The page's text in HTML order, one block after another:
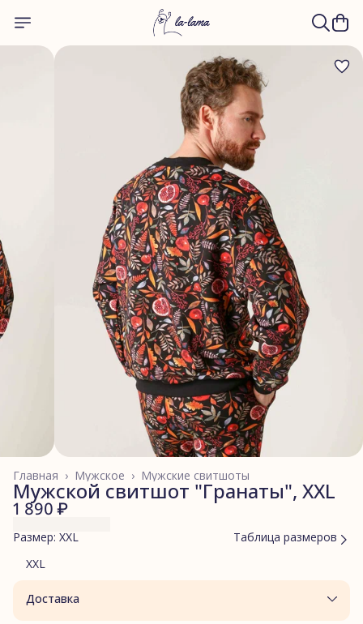
Мужские свитшоты
Мужское ›
Главная ›
Мужской свитшот "Гранаты", XXL
1 890 ₽
Размер: XXL
Таблица размеров
XXL
Доставка